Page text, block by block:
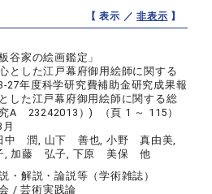
【 表示 ／非表示 】
谷家の絵画鑑定」
とした江戸幕府御用絵師に関する
27年度科学研究費補助金研究成果報
した江戸幕府御用絵師に関する総
A 23242013）) （頁 1 ～ 115）
中 潤, 山下 善也, 小野 真由美,
, 加藤 弘子, 下原 美保 他
・解説・論説等（学術雑誌）
/ 芸術実践論